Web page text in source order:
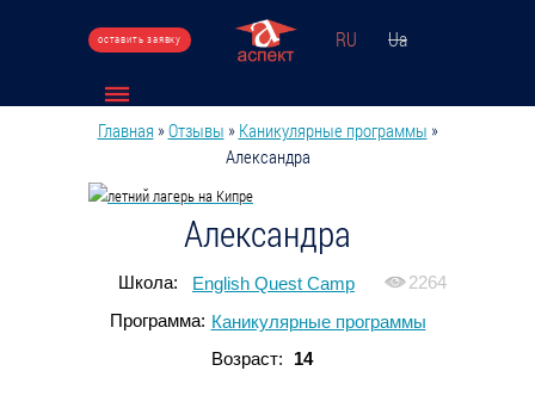
оставить заявку RU Ua
Вы здесь
Главная »Отзывы » Каникулярные программы »
Александра
Александра
2264
Школа:
English Quest Camp
Программа: Каникулярные программы
Возраст:
14